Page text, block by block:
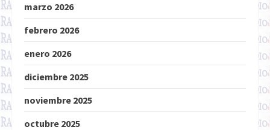
marzo 2026
febrero 2026
enero 2026
diciembre 2025
noviembre 2025
octubre 2025